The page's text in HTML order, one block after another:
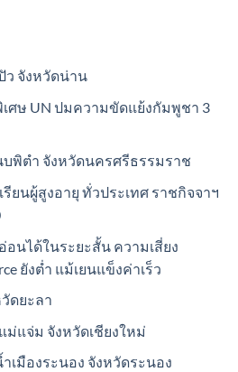
ว จังหวัดน่าน
ศษ UN ปมความขัดแย้งกัมพูชา 3
พิตำ จังหวัดนครศรีธรรมราช
รียนผู้สูงอายุ ทั่วประเทศ ราชกิจจาฯ
อนได้ในระยะสั้น ความเสี่ยง
ยังต่ำ แม้เยนแข็งค่าเร็ว
ดยะลา
ม่แจ่ม จังหวัดเชียงใหม่
เมืองระนอง จังหวัดระนอง